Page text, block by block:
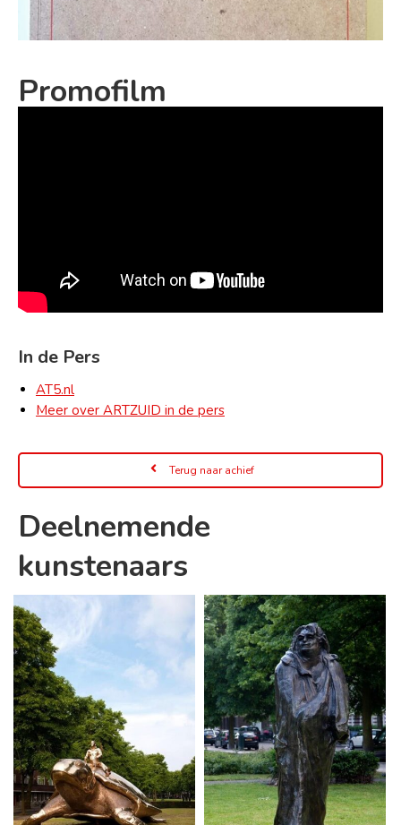
Promofilm
In de Pers
AT5.nl
Meer over ARTZUID in de pers
Terug naar achief
Deelnemende
kunstenaars